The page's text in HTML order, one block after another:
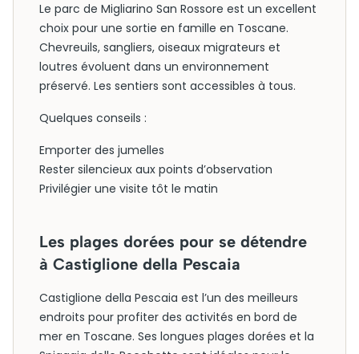
Le parc de Migliarino San Rossore est un excellent
choix pour une sortie en famille en Toscane.
Chevreuils, sangliers, oiseaux migrateurs et
loutres évoluent dans un environnement
préservé. Les sentiers sont accessibles à tous.
Quelques conseils :
Emporter des jumelles
Rester silencieux aux points d’observation
Privilégier une visite tôt le matin
Les plages dorées pour se détendre
à Castiglione della Pescaia
Castiglione della Pescaia est l’un des meilleurs
endroits pour profiter des activités en bord de
mer en Toscane. Ses longues plages dorées et la